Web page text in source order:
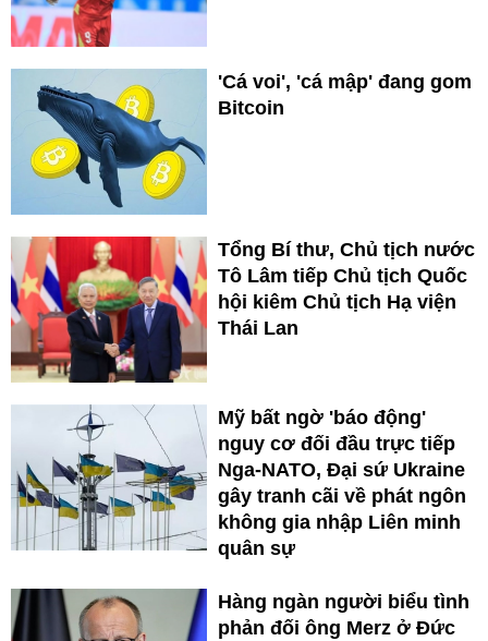
'Cá voi', 'cá mập' đang gom
Bitcoin
Tổng Bí thư, Chủ tịch nước
Tô Lâm tiếp Chủ tịch Quốc
hội kiêm Chủ tịch Hạ viện
Thái Lan
Mỹ bất ngờ 'báo động'
nguy cơ đối đầu trực tiếp
Nga-NATO, Đại sứ Ukraine
gây tranh cãi về phát ngôn
không gia nhập Liên minh
quân sự
Hàng ngàn người biểu tình
phản đối ông Merz ở Đức